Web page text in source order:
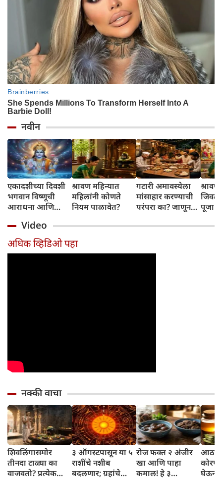
नवीन
एकादशीच्या दिवशी
भगवान विष्णूची
आराधना आणि
सुख, समृद्धी आणि
शांती लाभते
श्रावण महिन्यात
महिलांनी कोणते
नियम पाळावेत?
गटारी अमावस्येला
मांसाहार करण्याची
परंपरा का? जाणून
खास कारण
श्रावण
पूजा
कथा
Video
अधिक व्हिडिओ पहा
नक्की वाचा
शिवलिंगासमोर
तीनदा टाळ्या का
वाजवतो? प्रत्येक
३ ऑगस्टपासून या ५
राशींचे नशीब
बदलणार; ग्रहांचे
रोज फक्त २ अंजीर
खा आणि पाहा
कमाल! हे ३
घेऊन